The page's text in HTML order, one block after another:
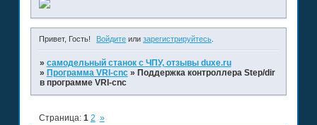
Привет, Гость! Войдите илизарегистрируйтесь
» самодельный станок с ЧПУ, отзывы duxe.ru
» Программа VRI-cnc » Поддержка контроллера Step/dir
в программе VRI-cnc
Страница: 1 2 »